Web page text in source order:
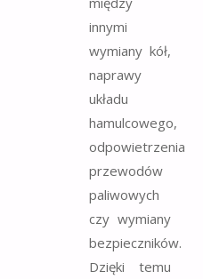
innymi
wymiany kół,
naprawy
układu
hamulcowego,
odpowietrzenia
przewodów
paliwowych
czy wymiany
bezpieczników.
Dzięki temu